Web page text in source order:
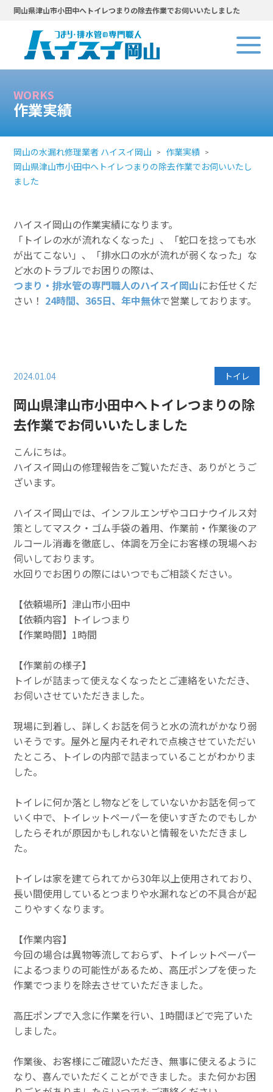
岡山県津山市小田中へトイレつまりの除去作業でお伺いいたしました
WORKS
作業実績
岡山の水漏れ修理業者 ハイスイ岡山
作業実績
岡山県津山市小田中へトイレつまりの除去作業でお伺いいたし
ました
ハイスイ岡山の作業実績になります。
「トイレの水が流れなくなった」、「蛇口を捻っても水
が出てこない」、「排水口の水が流れが弱くなった」な
ど水のトラブルでお困りの際は、
つまり・排水管の専門職人のハイスイ岡山にお任せくだ
さい！ 24時間、365日、年中無休で営業しております。
2024.01.04 トイレ
岡山県津山市小田中へトイレつまりの除
去作業でお伺いいたしました
こんにちは。
ハイスイ岡山の修理報告をご覧いただき、ありがとうご
ざいます。
ハイスイ岡山では、インフルエンザやコロナウイルス対
策としてマスク・ゴム手袋の着用、作業前・作業後のア
ルコール消毒を徹底し、体調を万全にお客様の現場へお
伺いしております。
水回りでお困りの際にはいつでもご相談ください。
【依頼場所】津山市小田中
【依頼内容】トイレつまり
【作業時間】1時間
【作業前の様子】
トイレが詰まって使えなくなったとご連絡をいただき、
お伺いさせていただきました。
現場に到着し、詳しくお話を伺うと水の流れがかなり弱
いそうです。屋外と屋内それぞれで点検させていただい
たところ、トイレの内部で詰まっていることがわかりま
した。
トイレに何か落とし物などをしていないかお話を伺って
いく中で、トイレットペーパーを使いすぎたのでもしか
したらそれが原因かもしれないと情報をいただきまし
た。
トイレは家を建てられてから30年以上使用されており、
長い間使用しているとつまりや水漏れなどの不具合が起
こりやすくなります。
【作業内容】
今回の場合は異物等流しておらず、トイレットペーパー
によるつまりの可能性があるため、高圧ポンプを使った
作業でつまりを除去させていただきました。
高圧ポンプで入念に作業を行い、1時間ほどで完了いた
しました。
作業後、お客様にご確認いただき、無事に使えるように
なり、喜んでいただくことができました。また何かお困